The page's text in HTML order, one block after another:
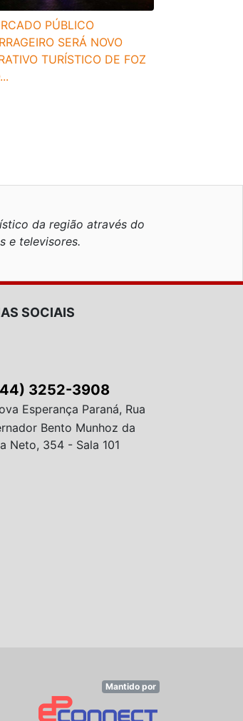
PÚBLICO
SERÁ NOVO
TURÍSTICO DE FOZ
da região através do
e televisores.
SOCIAIS
3252-3908
Esperança Paraná, Rua
Bento Munhoz da
Neto, 354 - Sala 101
Mantido por